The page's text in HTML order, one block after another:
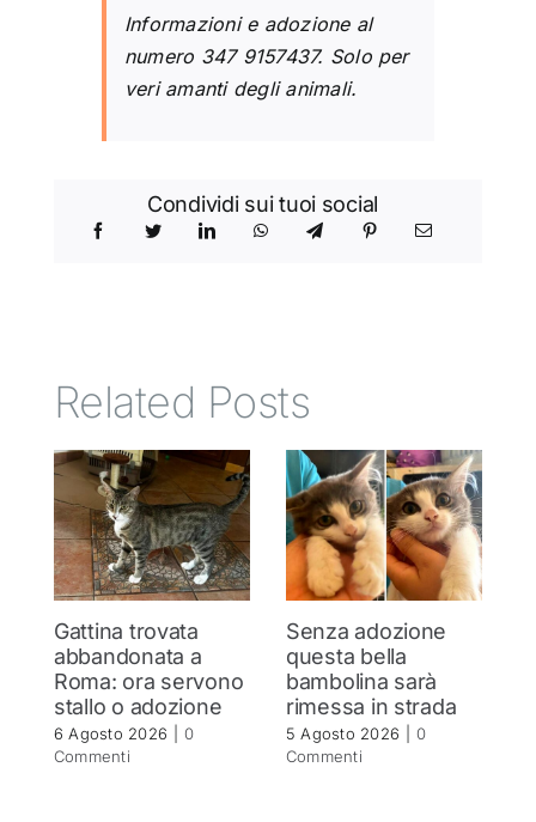
Informazioni e adozione al
numero 347 9157437. Solo per
veri amanti degli animali.
Condividi sui tuoi social
Related Posts
Gattina trovata
abbandonata a
Roma: ora servono
stallo o adozione
6 Agosto 2026
0
Commenti
Senza adozione
questa bella
bambolina sarà
rimessa in strada
5 Agosto 2026
0
Commenti